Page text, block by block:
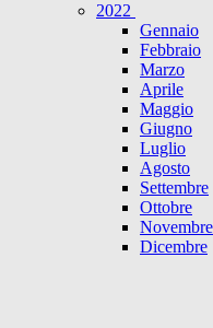
2022
Gennaio
Febbraio
Marzo
Aprile
Maggio
Giugno
Luglio
Agosto
Settembre
Ottobre
Novembre
Dicembre